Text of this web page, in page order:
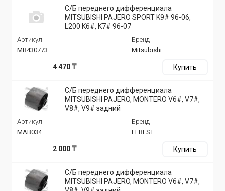
С/Б переднего дифференциала
MITSUBISHI PAJERO SPORT K9# 96-06,
L200 K6#, K7# 96-07
Артикул
MB430773
Бренд
Mitsubishi
4 470 ₸ Купить
С/Б переднего дифференциала
MITSUBISHI PAJERO, MONTERO V6#, V7#,
V8#, V9# задний
Артикул
MAB034
Бренд
FEBEST
2 000 ₸ Купить
С/Б переднего дифференциала
MITSUBISHI PAJERO, MONTERO V6#, V7#,